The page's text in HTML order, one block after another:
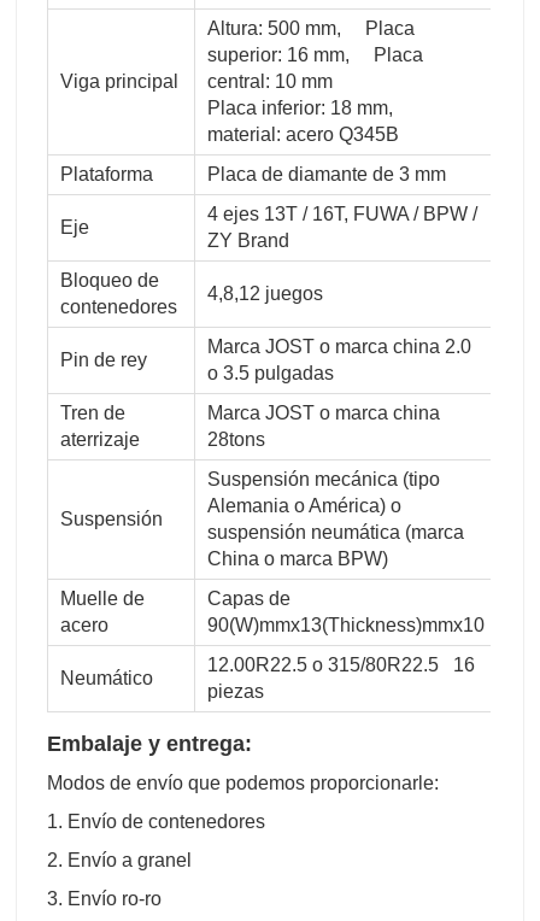
Viga principal
Altura: 500 mm, Placa
superior: 16 mm, Placa
central: 10 mm
Placa inferior: 18 mm,
material: acero Q345B
Plataforma
Placa de diamante de 3 mm
Eje
4 ejes 13T / 16T, FUWA / BPW /
ZY Brand
Bloqueo de
contenedores
4,8,12 juegos
Pin de rey
Marca JOST o marca china 2.0
o 3.5 pulgadas
Tren de
aterrizaje
Marca JOST o marca china
28tons
Suspensión
Suspensión mecánica (tipo
Alemania o América) o
suspensión neumática (marca
China o marca BPW)
Muelle de
acero
Capas de
90(W)mmx13(Thickness)mmx10
Neumático
12.00R22.5 o 315/80R22.5 16
piezas
Embalaje y entrega:
Modos de envío que podemos proporcionarle:
1. Envío de contenedores
2. Envío a granel
3. Envío ro-ro